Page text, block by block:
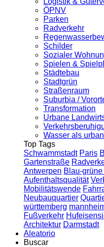
ÖPNV
Parken
Radverkehr
Schilder
Sozialer
Spielen &
Städtebau
Stadtgrün
Straßenraum
Suburbia /
Transformation
Urbane
Wasser als
Top Tags
Schwammstadt Paris
Gartenstraße
Antwerpen Blau-
Aufenthaltsqualität
Mobilitätswende
Neubauquartier
württemberg
Fußverkehr
Architektur Darmstadt
Aleatorio
Buscar